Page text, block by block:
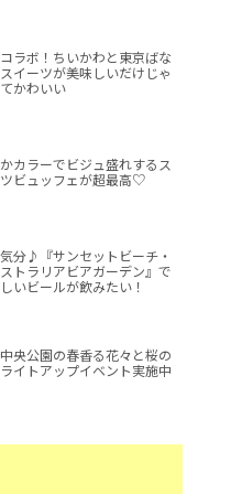
ラボ！ちいかわと東京ばな
イーツが美味しいだけじゃ
かわいい
カラーでビジュ盛れするス
ビュッフェが超最高♡
分♪『サンセットビーチ・
トラリアビアガーデン』で
いビールが飲みたい！
央公園の春香る花々と桜の
イトアップイベント実施中